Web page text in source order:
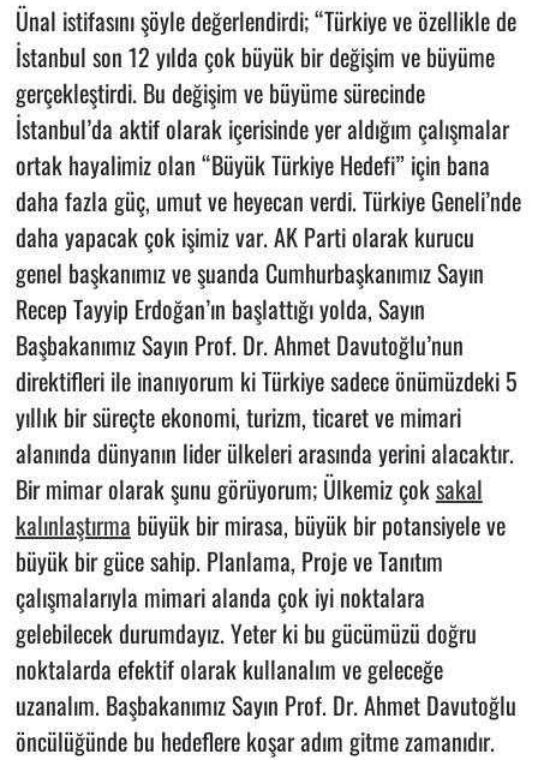
Ünal istifasını şöyle değerlendirdi; “Türkiye ve özellikle de
İstanbul son 12 yılda çok büyük bir değişim ve büyüme
gerçekleştirdi. Bu değişim ve büyüme sürecinde
İstanbul’da aktif olarak içerisinde yer aldığım çalışmalar
ortak hayalimiz olan “Büyük Türkiye Hedefi” için bana
daha fazla güç, umut ve heyecan verdi. Türkiye Geneli’nde
daha yapacak çok işimiz var. AK Parti olarak kurucu
genel başkanımız ve şuanda Cumhurbaşkanımız Sayın
Recep Tayyip Erdoğan’ın başlattığı yolda, Sayın
Başbakanımız Sayın Prof. Dr. Ahmet Davutoğlu’nun
direktifleri ile inanıyorum ki Türkiye sadece önümüzdeki 5
yıllık bir süreçte ekonomi, turizm, ticaret ve mimari
alanında dünyanın lider ülkeleri arasında yerini alacaktır.
Bir mimar olarak şunu görüyorum; Ülkemiz çoksakal
kalınlaştırma büyük bir mirasa, büyük bir potansiyele ve
büyük bir güce sahip. Planlama, Proje ve Tanıtım
çalışmalarıyla mimari alanda çok iyi noktalara
gelebilecek durumdayız. Yeter ki bu gücümüzü doğru
noktalarda efektif olarak kullanalım ve geleceğe
uzanalım. Başbakanımız Sayın Prof. Dr. Ahmet Davutoğlu
öncülüğünde bu hedeflere koşar adım gitme zamanıdır.